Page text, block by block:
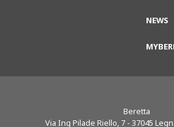
NEWS
Beretta
Via Ing Pilade Riello, 7 - 37045